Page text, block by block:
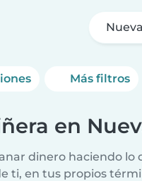
Más filtros
en
dinero haciendo lo
ti, en tus propios